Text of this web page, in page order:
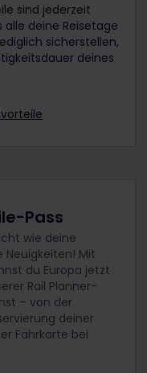
sind jederzeit
deine Reisetage
sicherstellen,
deines
Pass
wie deine
Neuigkeiten! Mit
du Europa jetzt
Rail Planner-
– von der
deiner
Fahrkarte bei